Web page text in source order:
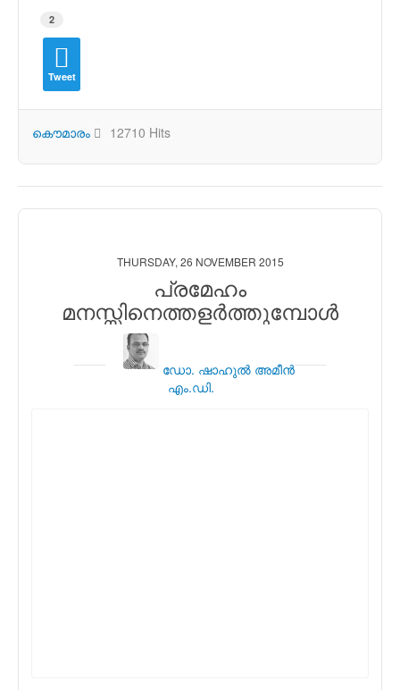
2
Tweet
കൌമാരം 12710 Hits
THURSDAY, 26 NOVEMBER 2015
പ്രമേഹം
മനസ്സിനെത്തളര്‍ത്തുമ്പോള്‍
ഡോ. ഷാഹുല്‍ അമീന്‍
എം.ഡി.